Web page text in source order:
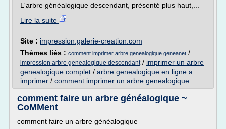
L'arbre généalogique descendant, présenté plus haut,...
Lire la suite
Site : impression.galerie-creation.com
Thèmes liés : comment imprimer arbre genealogique geneanet /
impression arbre genealogique descendant/ imprimer un arbre
genealogique complet / arbre genealogique en ligne a
imprimer / comment imprimer un arbre genealogique
comment faire un arbre généalogique ~
CoMMent
comment faire un arbre généalogique